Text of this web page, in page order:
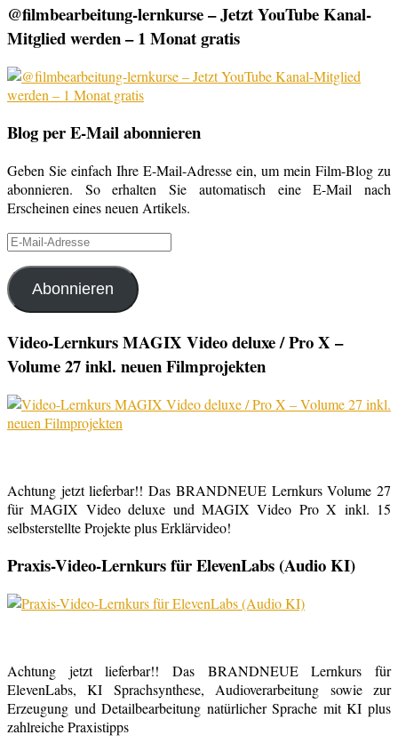
@filmbearbeitung-lernkurse – Jetzt YouTube Kanal-
Mitglied werden – 1 Monat gratis
Blog per E-Mail abonnieren
Geben Sie einfach Ihre E-Mail-Adresse ein, um mein Film-Blog zu
abonnieren. So erhalten Sie automatisch eine E-Mail nach
Erscheinen eines neuen Artikels.
E-
Adresse
Abonnieren
Video-Lernkurs MAGIX Video deluxe / Pro X –
Volume 27 inkl. neuen Filmprojekten
Achtung jetzt lieferbar!! Das BRANDNEUE Lernkurs Volume 27
für MAGIX Video deluxe und MAGIX Video Pro X inkl. 15
selbsterstellte Projekte plus Erklärvideo!
Praxis-Video-Lernkurs für ElevenLabs (Audio KI)
Achtung jetzt lieferbar!! Das BRANDNEUE Lernkurs für
ElevenLabs, KI Sprachsynthese, Audioverarbeitung sowie zur
Erzeugung und Detailbearbeitung natürlicher Sprache mit KI plus
zahlreiche Praxistipps